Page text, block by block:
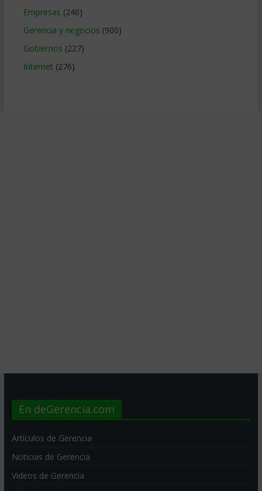
Empresas (246)
Gerencia y negocios (900)
Gobiernos (227)
Internet (276)
En deGerencia.com
Artículos de Gerencia
Noticias de Gerencia
Videos de Gerencia